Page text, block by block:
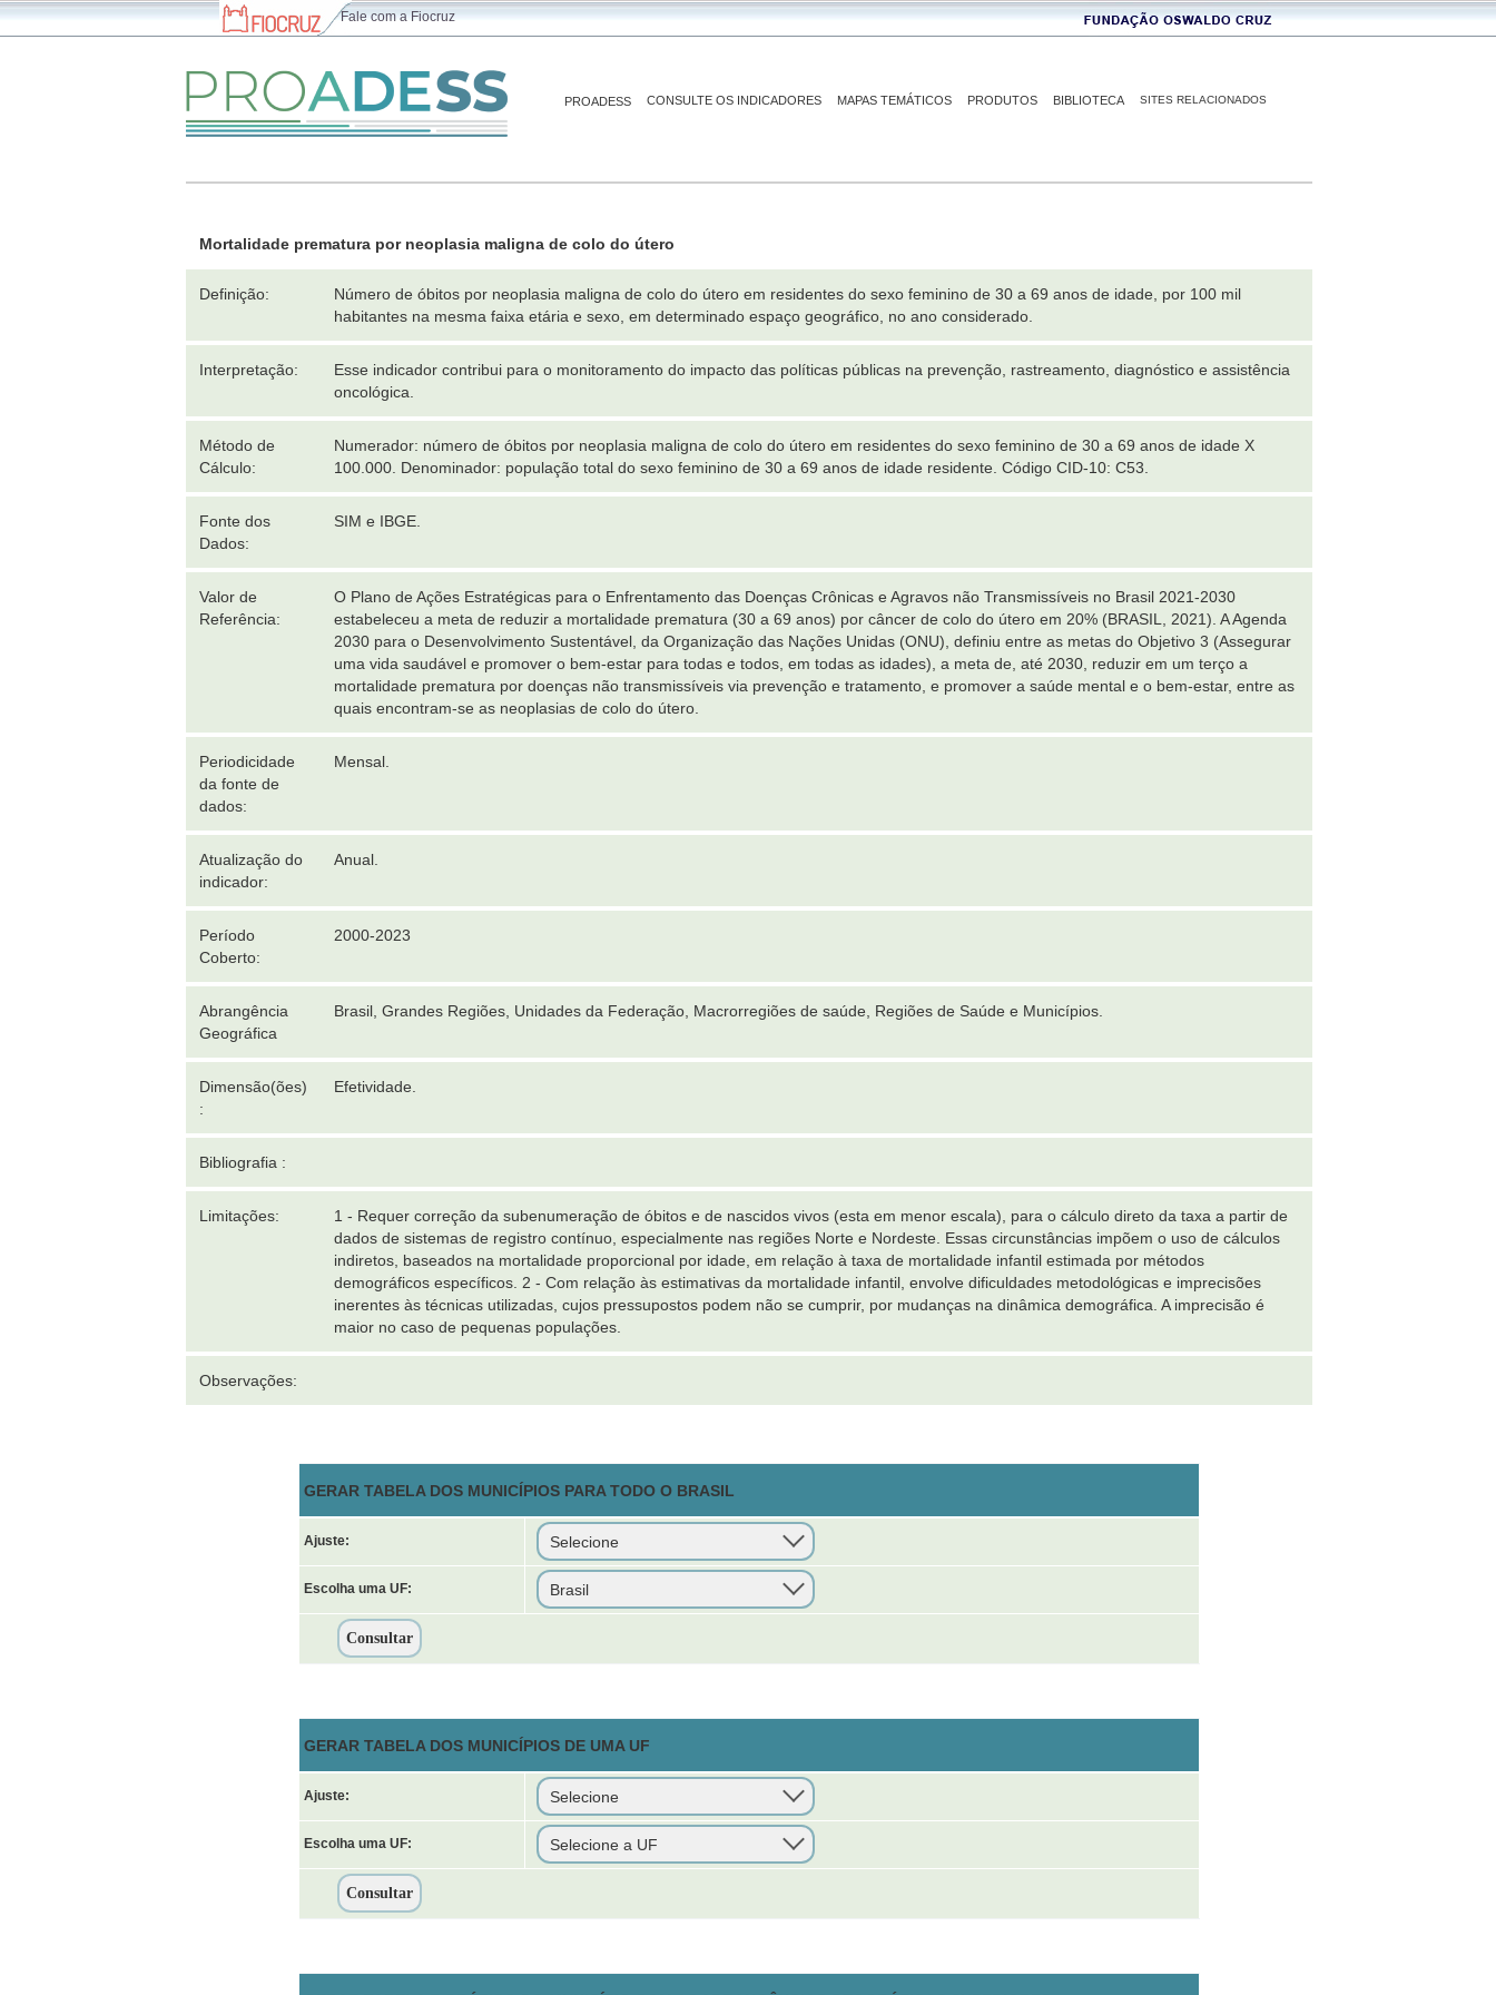
Fale com a Fiocruz
PROADESS CONSULTE OS INDICADORES MAPAS TEMÁTICOS PRODUTOS BIBLIOTECA SITES RELACIONADOS
Mortalidade prematura por neoplasia maligna de colo do útero
Definição:
Número de óbitos por neoplasia maligna de colo do útero em residentes do sexo feminino de 30 a 69 anos de idade, por 100 mil
habitantes na mesma faixa etária e sexo, em determinado espaço geográfico, no ano considerado.
Interpretação:
Esse indicador contribui para o monitoramento do impacto das políticas públicas na prevenção, rastreamento, diagnóstico e assistência
oncológica.
Método de
Cálculo:
Numerador: número de óbitos por neoplasia maligna de colo do útero em residentes do sexo feminino de 30 a 69 anos de idade X
100.000. Denominador: população total do sexo feminino de 30 a 69 anos de idade residente. Código CID-10: C53.
Fonte dos
Dados:
SIM e IBGE.
Valor de
Referência:
O Plano de Ações Estratégicas para o Enfrentamento das Doenças Crônicas e Agravos não Transmissíveis no Brasil 2021-2030
estabeleceu a meta de reduzir a mortalidade prematura (30 a 69 anos) por câncer de colo do útero em 20% (BRASIL, 2021). A Agenda
2030 para o Desenvolvimento Sustentável, da Organização das Nações Unidas (ONU), definiu entre as metas do Objetivo 3 (Assegurar
uma vida saudável e promover o bem-estar para todas e todos, em todas as idades), a meta de, até 2030, reduzir em um terço a
mortalidade prematura por doenças não transmissíveis via prevenção e tratamento, e promover a saúde mental e o bem-estar, entre as
quais encontram-se as neoplasias de colo do útero.
Periodicidade
da fonte de
dados:
Mensal.
Atualização do
indicador:
Anual.
Período
Coberto:
2000-2023
Abrangência
Geográfica
Brasil, Grandes Regiões, Unidades da Federação, Macrorregiões de saúde, Regiões de Saúde e Municípios.
Dimensão(ões)
:
Efetividade.
Bibliografia :
Limitações:
1 - Requer correção da subenumeração de óbitos e de nascidos vivos (esta em menor escala), para o cálculo direto da taxa a partir de
dados de sistemas de registro contínuo, especialmente nas regiões Norte e Nordeste. Essas circunstâncias impõem o uso de cálculos
indiretos, baseados na mortalidade proporcional por idade, em relação à taxa de mortalidade infantil estimada por métodos
demográficos específicos. 2 - Com relação às estimativas da mortalidade infantil, envolve dificuldades metodológicas e imprecisões
inerentes às técnicas utilizadas, cujos pressupostos podem não se cumprir, por mudanças na dinâmica demográfica. A imprecisão é
maior no caso de pequenas populações.
Observações:
GERAR TABELA DOS MUNICÍPIOS PARA TODO O BRASIL
Ajuste:
Escolha uma UF:
GERAR TABELA DOS MUNICÍPIOS DE UMA UF
Ajuste:
Escolha uma UF: